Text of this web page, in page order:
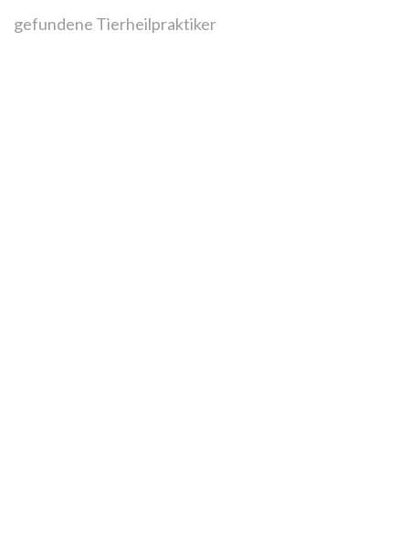
gefundene Tierheilpraktiker